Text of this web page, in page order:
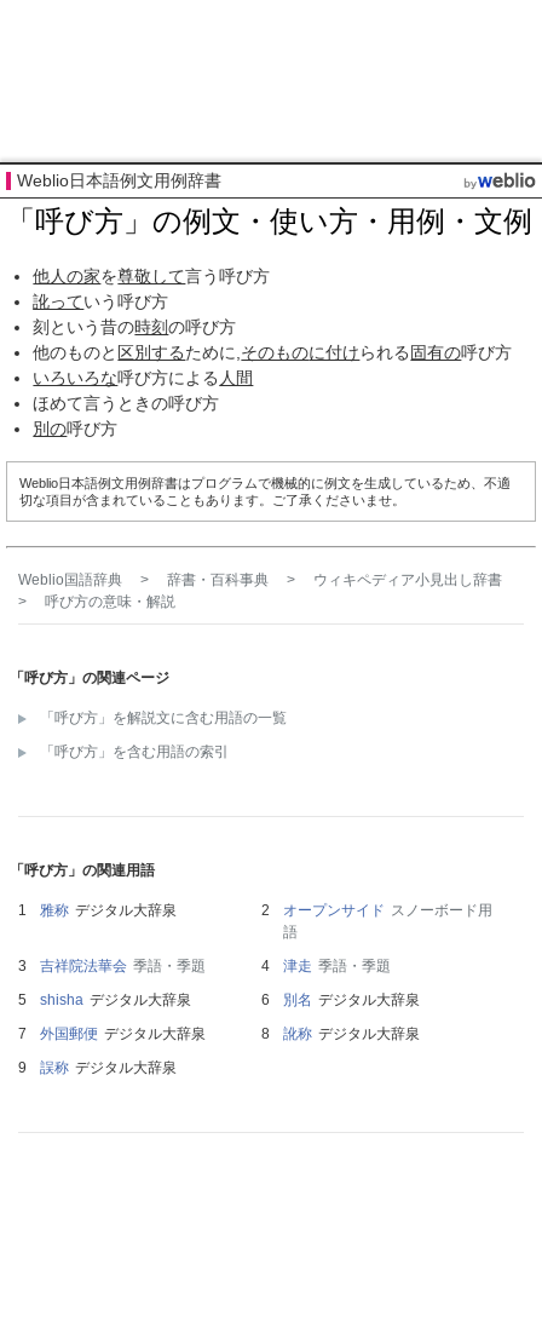
Weblio日本語例文用例辞書
「呼び方」の例文・使い方・用例・文例
他人の家を尊敬して言う呼び方
訛っていう呼び方
刻という昔の時刻の呼び方
他のものと 区別するために, そのものに付けられる 固有の呼び方
いろいろな呼び方による 人間
ほめて言うときの呼び方
別の呼び方
Weblio日本語例文用例辞書はプログラムで機械的に例文を生成しているため、不適
切な項目が含まれていることもあります。ご了承くださいませ。
Weblio国語辞典 > 辞書・百科事典 >
ウィキペディア小見出し辞書
>
呼び方の意味・解説
「呼び方」の関連ページ
「呼び方」を解説文に含む用語の一覧
「呼び方」を含む用語の索引
「呼び方」の関連用語
雅称 デジタル大辞泉 オープンサイド スノーボード用
語
吉祥院法華会 季語・季題 津走 季語・季題
shisha デジタル大辞泉 別名 デジタル大辞泉
外国郵便 デジタル大辞泉 訛称 デジタル大辞泉
誤称 デジタル大辞泉